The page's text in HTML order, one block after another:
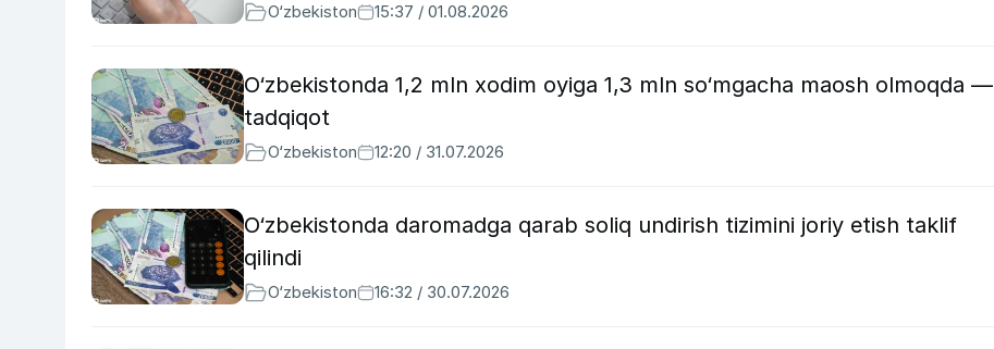
O‘zbekiston 15:37 / 01.08.2026
O‘zbekistonda 1,2 mln xodim oyiga 1,3 mln so‘mgacha maosh olmoqda —
tadqiqot
O‘zbekiston 12:20 / 31.07.2026
O‘zbekistonda daromadga qarab soliq undirish tizimini joriy etish taklif
qilindi
O‘zbekiston 16:32 / 30.07.2026